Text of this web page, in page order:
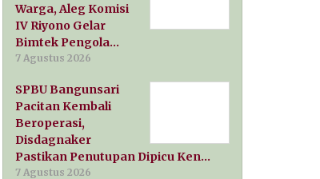
Warga, Aleg Komisi
IV Riyono Gelar
Bimtek Pengola…
7 Agustus 2026
SPBU Bangunsari
Pacitan Kembali
Beroperasi,
Disdagnaker
Pastikan Penutupan Dipicu Ken…
7 Agustus 2026